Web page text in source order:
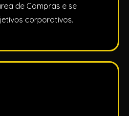
de Compras e se
corporativos.